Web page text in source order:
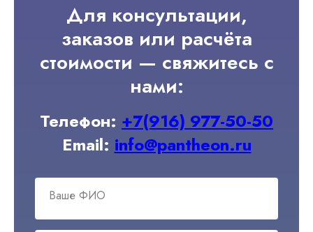
Для консультации,
заказов или расчёта
стоимости — свяжитесь с
нами:
Телефон: +7(916) 977-50-50
Email: info@pantheon.ru
Ваше ФИО